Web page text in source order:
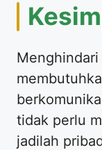
tidak perlu
jadilah